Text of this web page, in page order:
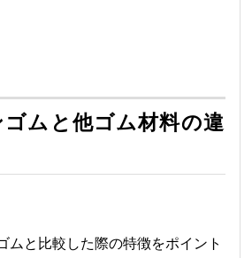
ムと他ゴム材料の違
ムと比較した際の特徴をポイント